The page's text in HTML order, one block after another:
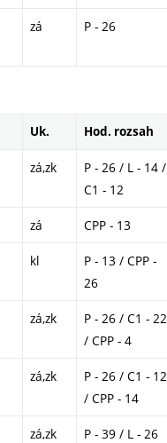
zá P - 26
Uk. Hod. rozsah
zá,zk
P - 26 / L - 14 /
C1 - 12
zá CPP - 13
kl
P - 13 / CPP -
26
zá,zk
P - 26 / C1 - 22
/ CPP - 4
zá,zk
P - 26 / C1 - 12
/ CPP - 14
zá,zk P - 39 / L - 26